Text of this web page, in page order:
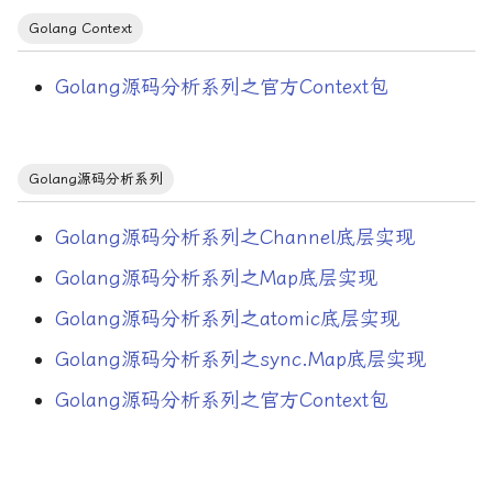
k8s
protobuf
pyspark
sublime
Golang Context
Golang源码分析系列之官方Context包
Golang源码分析系列
Golang源码分析系列之Channel底层实现
Golang源码分析系列之Map底层实现
Golang源码分析系列之atomic底层实现
Golang源码分析系列之sync.Map底层实现
Golang源码分析系列之官方Context包